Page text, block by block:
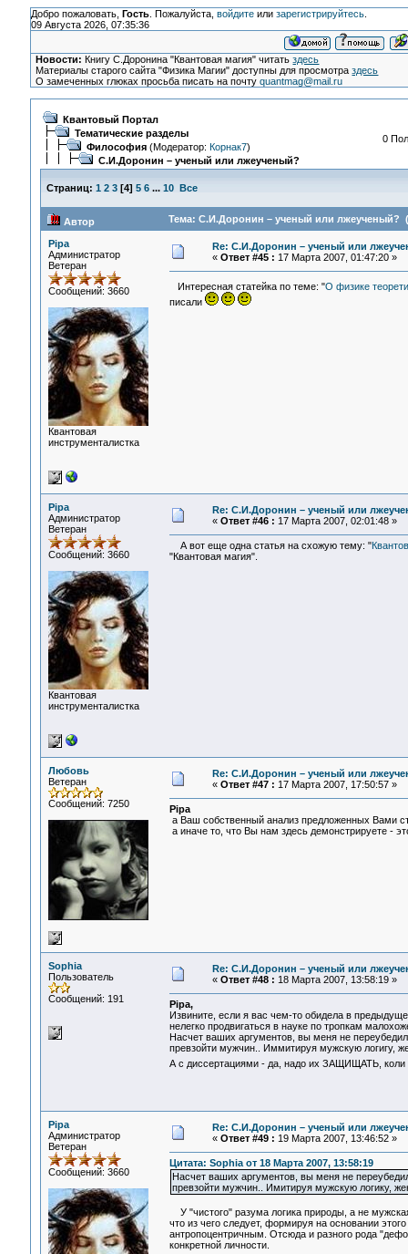
Добро пожаловать, Гость. Пожалуйста, войдитеили зарегистрируйтесь.
09 Августа 2026, 07:35:36
Новости: Книгу С.Доронина "Квантовая магия" читатьздесь
Материалы старого сайта "Физика Магии" доступны для просмотраздесь
О замеченных глюках просьба писать на почтуquantmag@mail.ru
Квантовый Портал
Тематические разделы
Философия(Модератор: Корнак7)
С.И.Доронин – ученый или лжеученый?
0
Страниц: 1 2 3[4] 5 6 ... 10 Все
Автор Тема: С.И.Доронин – ученый или лжеученый?
Pipa
Администратор
Ветеран
Сообщений: 3660
Квантовая
инструменталистка
Re: С.И.Доронин – ученый или
« Ответ #45 : 17 Марта 2007, 01:47:20 »
Интересная статейка по теме: "О физике
писали
Pipa
Администратор
Ветеран
Сообщений: 3660
Квантовая
инструменталистка
Re: С.И.Доронин – ученый или
« Ответ #46 : 17 Марта 2007, 02:01:48 »
А вот еще одна статья на схожую тему: "
"Квантовая магия".
Любовь
Ветеран
Сообщений: 7250
Re: С.И.Доронин – ученый или
« Ответ #47 : 17 Марта 2007, 17:50:57 »
Pipa
а Ваш собственный анализ предложенных Вами
а иначе то, что Вы нам здесь демонстрируете -
Sophia
Пользователь
Сообщений: 191
Re: С.И.Доронин – ученый или
« Ответ #48 : 18 Марта 2007, 13:58:19 »
Pipa,
Извините, если я вас чем-то обидела в
нелегко продвигаться в науке по тропкам
Насчет ваших аргументов, вы меня не
превзойти мужчин.. Иммитируя мужскую логигу,
А с диссертациями - да, надо их ЗАЩИЩАТЬ, коли
Pipa
Администратор
Ветеран
Сообщений: 3660
Re: С.И.Доронин – ученый или
« Ответ #49 : 19 Марта 2007, 13:46:52 »
Цитата: Sophia от 18 Марта 2007, 13:58:19
Насчет ваших аргументов, вы меня не
превзойти мужчин.. Имитируя мужскую логику,
У "чистого" разума логика природы, а не
что из чего следует, формируя на основании
антропоцентричным. Отсюда и разного рода
конкретной личности.